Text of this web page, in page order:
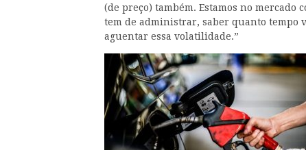
(de preço) também. Estamos no mercado
tem de administrar, saber quanto tempo
aguentar essa volatilidade.”